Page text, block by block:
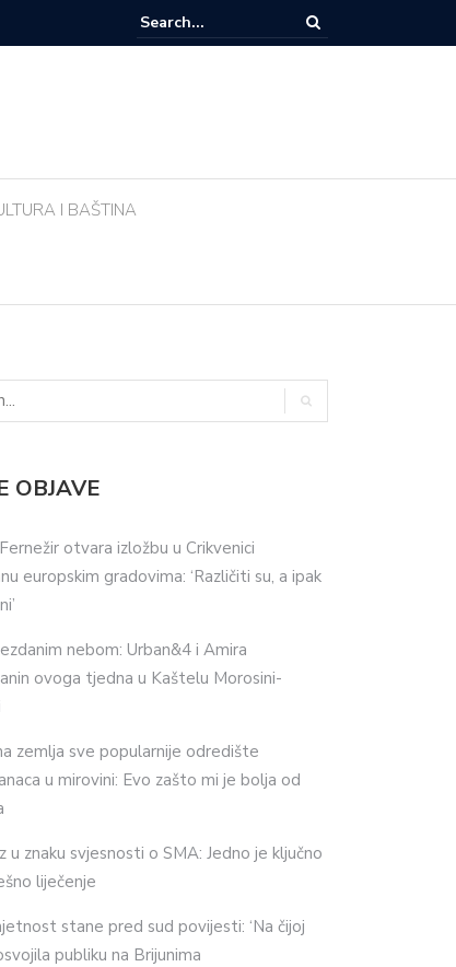
sve popularnije odredište Amerikanaca u mirovini: Evo zašto
I BAŠTINA
OBJAVE
otvara izložbu u Crikvenici
europskim gradovima: ‘Različiti su, a ipak
nebom: Urban&4 i Amira
ovoga tjedna u Kaštelu Morosini-
zemlja sve popularnije odredište
u mirovini: Evo zašto mi je bolja od
u znaku svjesnosti o SMA: Jedno je ključno
liječenje
stane pred sud povijesti: ‘Na čijoj
publiku na Brijunima